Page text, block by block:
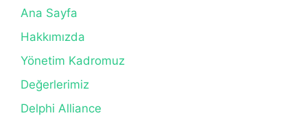
Ana Sayfa
Hakkımızda
Yönetim Kadromuz
Değerlerimiz
Delphi Alliance